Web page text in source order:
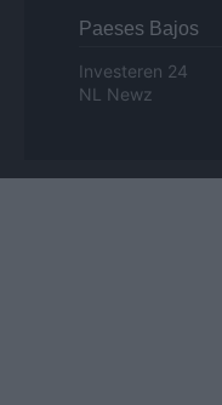
Paeses Bajos
Investeren 24
NL Newz